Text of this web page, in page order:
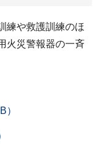
練や救護訓練のほ
火災警報器の一斉
）